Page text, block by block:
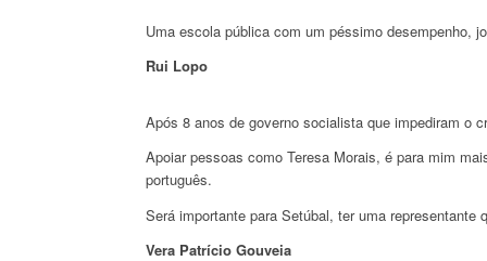
Uma escola pública com um péssimo desempenho,
Rui Lopo
Após 8 anos de governo socialista que impediram o
Apoiar pessoas como Teresa Morais, é para mim
português.
Será importante para Setúbal, ter uma
Vera Patrício Gouveia